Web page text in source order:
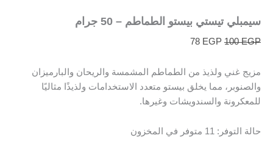
سيمبلي تيستي بيستو الطماطم – 50 جرام
100EGP
78 EGP
مزيج غني ولذيذ من الطماطم المشمسة والريحان والبارميزان
والصنوبر، مما يخلق بيستو متعدد الاستخدامات ولذيذًا مثاليًا
للمعكرونة والسندويشات وغيرها.
حالة التوفر: 11 متوفر في المخزون